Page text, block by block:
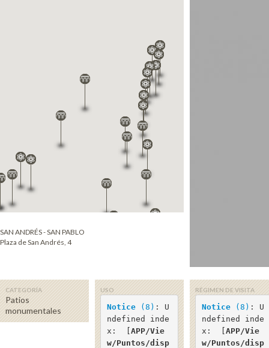
SAN ANDRÉS - SAN PABLO
Plaza de San Andrés, 4
CATEGORÍA
Patios
monumentales
USO
Notice (8) : U
ndefined inde
x:  [APP/Vie
w/Puntos/disp
RÉGIMEN DE VISITA
Notice (8) : U
ndefined inde
x:  [APP/Vie
w/Puntos/disp